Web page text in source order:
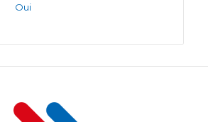
Oui